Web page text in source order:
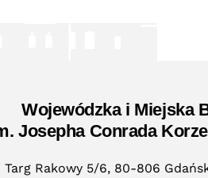
Wojewódzka i Miejska
Josepha Conrada
Targ Rakowy 5/6, 80-806